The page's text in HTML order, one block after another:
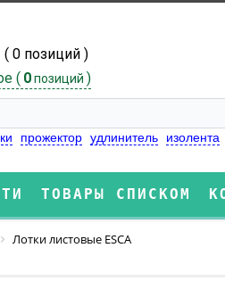
( 0 позиций )
( 0 позиций )
прожектор удлинитель изолента
ТОВАРЫ СПИСКОМ
Лотки листовые ESCA